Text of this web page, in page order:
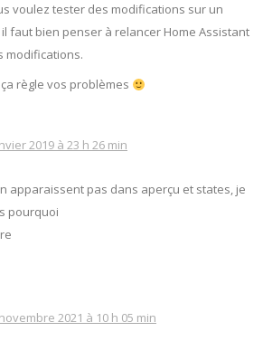
voulez tester des modifications sur un
faut bien penser à relancer Home Assistant
modifications.
règle vos problèmes
2019 à 23 h 26 min
apparaissent pas dans aperçu et states, je
pourquoi
2021 à 10 h 05 min